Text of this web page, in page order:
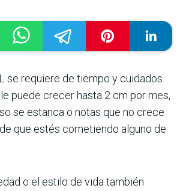
se requiere de tiempo y cuidados.
puede crecer hasta 2 cm por mes,
se estanca o notas que no crece
que estés cometiendo alguno de
o el estilo de vida también